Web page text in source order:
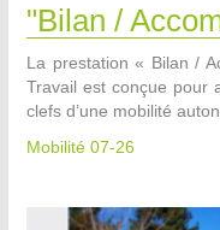
"Bilan /
La prestation « Bilan /
Travail est conçue pour
clefs d’une mobilité
Mobilité 07-26